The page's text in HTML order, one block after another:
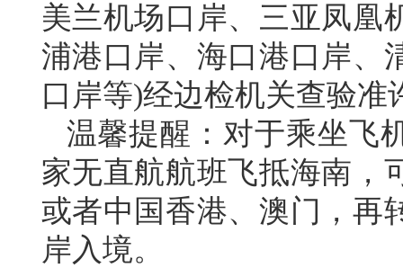
美兰机场口岸、三亚凤凰
浦港口岸、海口港口岸、
口岸等)经边检机关查验
温馨提醒：对于乘坐飞
家无直航航班飞抵海南，
或者中国香港、澳门，再
岸入境。